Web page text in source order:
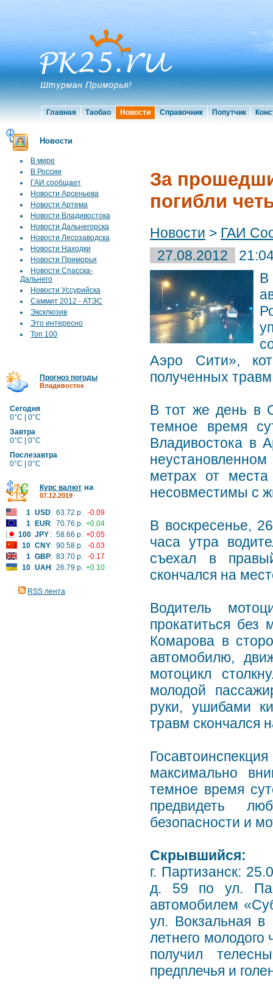
Главная Таобао Новости Справочник Попутчик
Новости
В мире
В России
ГАИ сообщает
Новости Арсеньева
Новости Артема
Новости Владивостока
Новости Дальнегорска
Новости Лесозаводска
Новости Находки
Новости Приморья
Новости Спасска-
Дальнего
Новости Уссурийска
Саммит 2012 - АТЭС
Эксклюзив
Это интересно
Топ 100
Прогноз погоды
Владивосток
Сегодня
0°C | 0°C
Завтра
0°C | 0°C
Послезавтра
0°C | 0°C
Курс валют на
07.12.2019
1 USD: 63.72 р. -0.09
1
EUR: 70.76 р. +0.04
100 JPY : 58.66 р. +0.05
10 CNY: 90.58 р. -0.03
1 GBP: 83.70 р. -0.17
10 UAH: 26.79 р. +0.10
RSS лента
За
погибли
Новости > ГАИ
27.08.2012
В
Аэро Сити»,
полученных
В тот же день в
темное время
Владивостока в
метрах от
несовместимы с
В воскресенье,
часа утра
съехал в
скончался на
Водитель
прокатиться
Комарова в
автомобилю,
мотоцикл
молодой
руки, ушибами
травм скончался
максимально
темное время
предвидеть
безопасности и
Скрывшийся:
г. Партизанск:
д. 59 по ул.
автомобилем
ул. Вокзальная
летнего
получил
предплечья и